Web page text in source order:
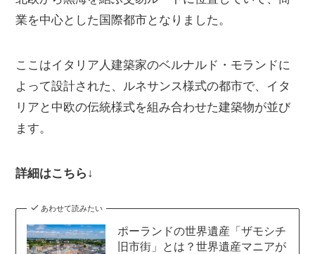
業を中心とした国際都市となりました。
ここはイタリア人建築家のベルナルド・モランドに
よって設計された、ルネサンス様式の都市で、イタ
リアと中欧の伝統様式を組み合わせた建築物が並び
ます。
詳細はこちら↓
あわせて読みたい
ポーランドの世界遺産「ザモシチ
旧市街」とは？世界遺産マニアが